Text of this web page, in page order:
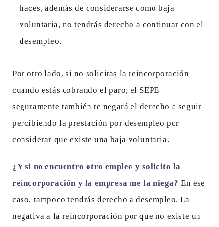
haces, además de considerarse como baja
voluntaria, no tendrás derecho a continuar con el
desempleo.
Por otro lado, si no solicitas la reincorporación
cuando estás cobrando el paro, el SEPE
seguramente también te negará el derecho a seguir
percibiendo la prestación por desempleo por
considerar que existe una baja voluntaria.
¿Y si no encuentro otro empleo y solicito la
reincorporación y la empresa me la niega?En ese
caso, tampoco tendrás derecho a desempleo. La
negativa a la reincorporación por que no existe un